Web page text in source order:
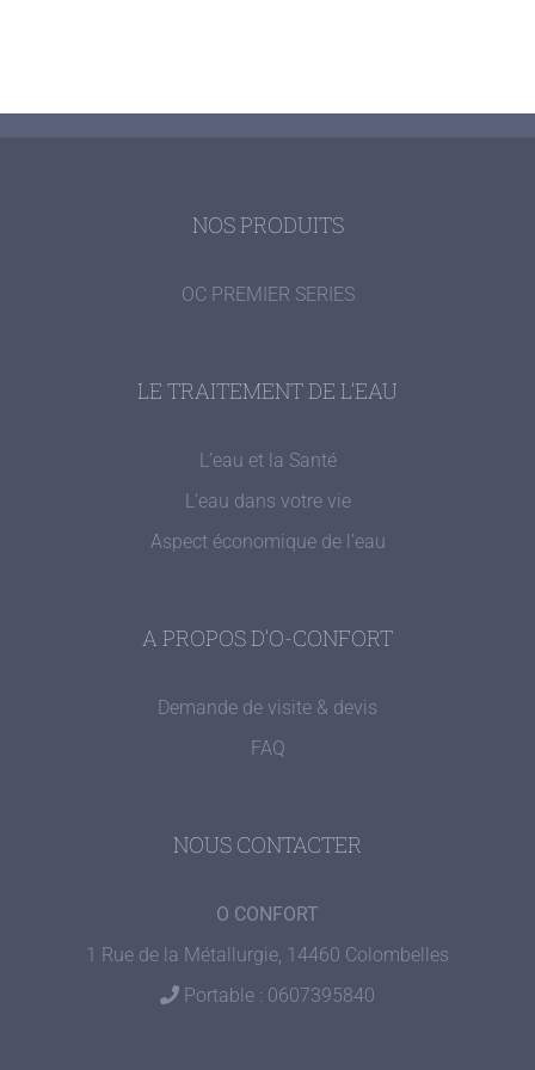
NOS PRODUITS
OC PREMIER SERIES
LE TRAITEMENT DE L’EAU
L’eau et la Santé
L’eau dans votre vie
Aspect économique de l’eau
A PROPOS D’O-CONFORT
Demande de visite & devis
FAQ
NOUS CONTACTER
O CONFORT
1 Rue de la Métallurgie, 14460 Colombelles
Portable : 0607395840